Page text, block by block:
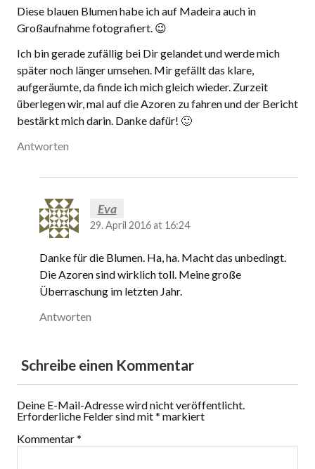
Diese blauen Blumen habe ich auf Madeira auch in
Großaufnahme fotografiert. 😉
Ich bin gerade zufällig bei Dir gelandet und werde mich
später noch länger umsehen. Mir gefällt das klare,
aufgeräumte, da finde ich mich gleich wieder. Zurzeit
überlegen wir, mal auf die Azoren zu fahren und der Bericht
bestärkt mich darin. Danke dafür! 🙂
Antworten
Eva
29. April 2016 at 16:24
Danke für die Blumen. Ha, ha. Macht das unbedingt.
Die Azoren sind wirklich toll. Meine große
Überraschung im letzten Jahr.
Antworten
Schreibe einen Kommentar
Deine E-Mail-Adresse wird nicht veröffentlicht.
Erforderliche Felder sind mit* markiert
Kommentar*